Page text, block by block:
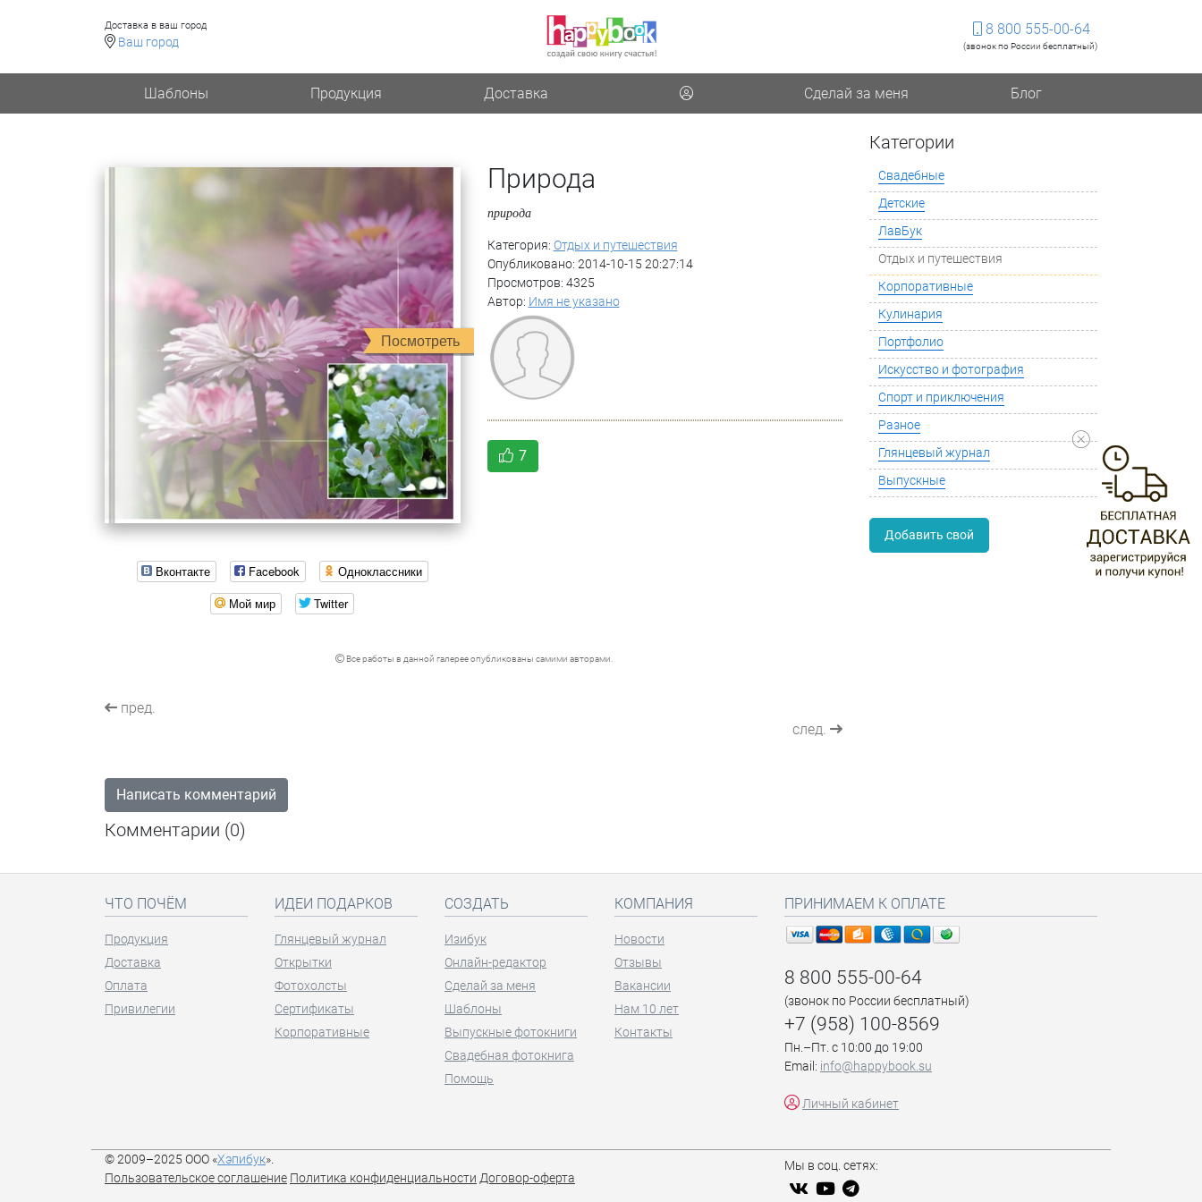
Доставка в ваш город
Ваш город
8 800 555-00-64
(звонок по России бесплатный)
Шаблоны Продукция Доставка Сделай за меня Блог
Посмотреть
Вконтакте Facebook
Одноклассники
Мой мир
Twitter
Природа
природа
Категория: Отдых и путешествия
Опубликовано: 2014-10-15 20:27:14
Просмотров: 4325
Автор: Имя не указано
7
Все работы в данной галерее опубликованы самими авторами.
пред.
след.
Категории
Свадебные
Детские
ЛавБук
Отдых и путешествия
Корпоративные
Кулинария
Портфолио
Искусство и фотография
Спорт и приключения
Разное
Глянцевый журнал
Выпускные
Добавить свой
Написать комментарий
Комментарии (0)
ЧТО ПОЧЁМ
Продукция
Доставка
Оплата
Привилегии
ИДЕИ ПОДАРКОВ
Глянцевый журнал
Открытки
Фотохолсты
Сертификаты
Корпоративные
СОЗДАТЬ
Изибук
Онлайн-редактор
Сделай за меня
Шаблоны
Выпускные фотокниги
Свадебная фотокнига
Помощь
КОМПАНИЯ
Новости
Отзывы
Вакансии
Нам 10 лет
Контакты
ПРИНИМАЕМ К ОПЛАТЕ
8 800 555-00-64
(звонок по России бесплатный)
+7 (958) 100-8569
Пн.–Пт. с 10:00 до 19:00
Email: info@happybook.su
Личный кабинет
© 2009–2025 ООО «Хэпибук».
Пользовательское соглашение Политика конфиденциальности Договор-оферта
Мы в соц. сетях: